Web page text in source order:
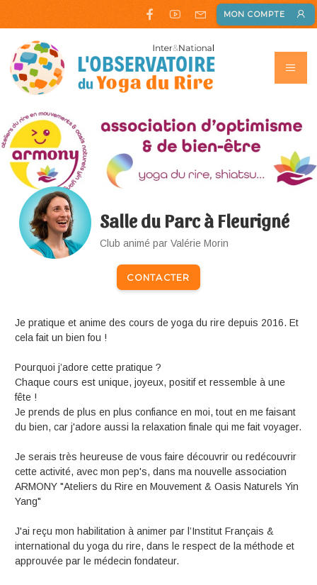
MON COMPTE
Salle du Parc à Fleurigné
Club animé par Valérie Morin
CONTACTER
Je pratique et anime des cours de yoga du rire depuis 2016. Et
cela fait un bien fou !
Pourquoi j’adore cette pratique ?
Chaque cours est unique, joyeux, positif et ressemble à une
fête !
Je prends de plus en plus confiance en moi, tout en me faisant
du bien, car j'adore aussi la relaxation finale qui me fait voyager.
Je serais très heureuse de vous faire découvrir ou redécouvrir
cette activité, avec mon pep's, dans ma nouvelle association
ARMONY "Ateliers du Rire en Mouvement & Oasis Naturels Yin
Yang"
J'ai reçu mon habilitation à animer par l’Institut Français &
international du yoga du rire, dans le respect de la méthode et
approuvée par le médecin fondateur.